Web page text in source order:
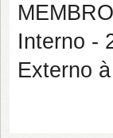
Interno -
Externo